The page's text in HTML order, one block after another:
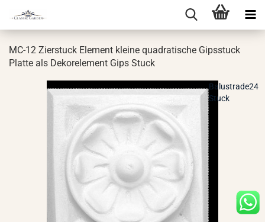
MC-12 Zier­stuck Ele­ment klei­ne qua­dra­ti­sche Gips­stuck
Plat­te als De­kor­ele­ment Gips Stuck
Balustrade24
Stuck